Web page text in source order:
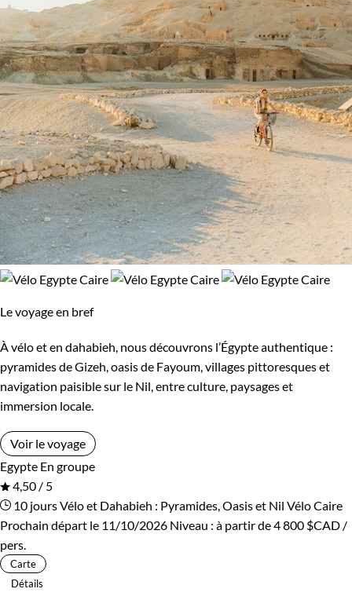
moins que vous ne préfériez un arrêt photos auxcélèbres
colosses de Memnon.
Votre échappée cycliste sera complétée par unenavigation
au rythme lent et doux à bord d’une felouque. EntreLouxor
et Assouan, le Nil dévoile ses richesses à l’occasion de
nombreuses escales. Wadi, palmeraies et jardins fruitiers pour
des balades agréables au cœur d’une nature douce, marchés
villageois pour des rencontres souriantes.
Le bleu du ciel, l’ocre du sable, le vert des rives du Nil et le
noir étoilé des nuits passées à bord à contempler le ciel…
Votre randonnée à vélo en Egyptesera placé sous le signe de
la culture et vous renverra à vos manuels d’histoire. Prenez
Guide de voyage Egypte
Le voyage en bref
À vélo et en dahabieh, nous découvrons l’Égypte authentique :
pyramides de Gizeh, oasis de Fayoum, villages pittoresques et
navigation paisible sur le Nil, entre culture, paysages et
immersion locale.
Voir le voyage
Egypte En groupe
4,50 / 5
10 joursVélo et Dahabieh : Pyramides, Oasis et Nil Vélo Caire
Prochain départ le 11/10/2026 Niveau : à partir de4 800 $CAD /
pers.
Carte
Détails